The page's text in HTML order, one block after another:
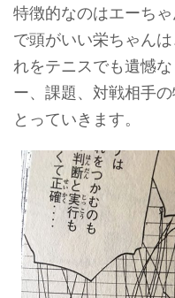
特徴的なのはエーち
で頭がいい栄ちゃん
れをテニスでも遺憾
ー、課題、対戦相手
とっていきます。